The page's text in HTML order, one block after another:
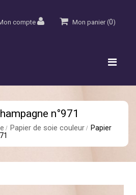
Mon panier(0)
compte
n°971
Papier de soie couleur
Papier